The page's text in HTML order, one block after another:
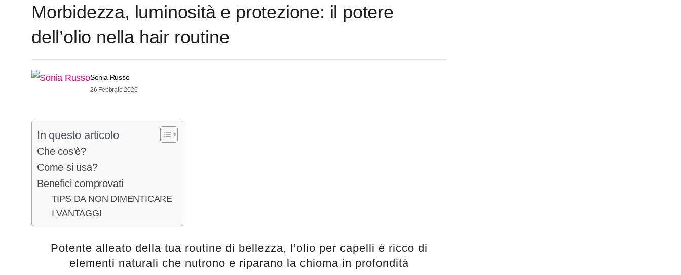
Morbidezza, luminosità e protezione: il potere
dell’olio nella hair routine
Sonia Russo
26 Febbraio 2026
In questo articolo
Che cos'è?
Come si usa?
Benefici comprovati
TIPS DA NON DIMENTICARE
I VANTAGGI
Potente alleato della tua routine di bellezza, l’olio per capelli è ricco di
elementi naturali che nutrono e riparano la chioma in profondità